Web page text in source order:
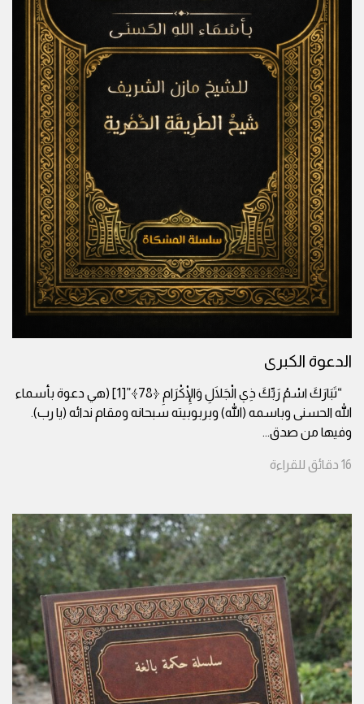
الدعوة الكبرى
“تَبَارَكَ اسْمُ رَبِّكَ ذِي الْجَلَالِ وَالْإِكْرَامِ ﴿78﴾”[1] (هي دعوة بأسماء
الله الحسنى وباسمه (الله) وبربوبيته سبحانه ومقام ندائه (يا رب).
وفيها من صدق...
16 دقائق للقراءة